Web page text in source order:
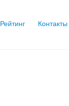
Рейтинг Контакты